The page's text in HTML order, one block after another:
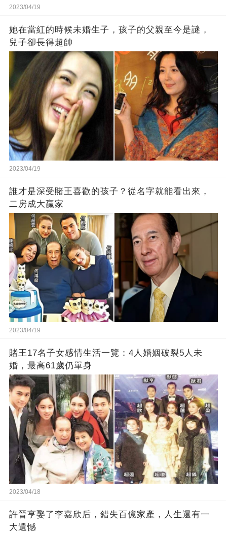
2023/04/19
她在當紅的時候未婚生子，孩子的父親至今是謎，
兒子卻長得超帥
2023/04/19
誰才是深受賭王喜歡的孩子？從名字就能看出來，
二房成大贏家
2023/04/19
賭王17名子女感情生活一覽：4人婚姻破裂5人未
婚，最高61歲仍單身
2023/04/18
許晉亨娶了李嘉欣后，錯失百億家產，人生還有一
大遺憾